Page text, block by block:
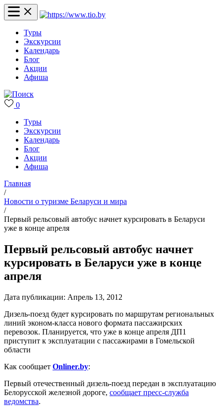
Туры
Экскурсии
Календарь
Блог
Акции
Афиша
0
Туры
Экскурсии
Календарь
Блог
Акции
Афиша
Главная
/
Новости о туризме Беларуси и мира
/
Первый рельсовый автобус начнет курсировать в Беларуси
уже в конце апреля
Первый рельсовый автобус начнет
курсировать в Беларуси уже в конце
апреля
Дата публикации: Апрель 13, 2012
Дизель-поезд будет курсировать по маршрутам региональных
линий эконом-класса нового формата пассажирских
перевозок. Планируется, что уже в конце апреля ДП1
приступит к эксплуатации с пассажирами в Гомельской
области
Как сообщает Onliner.by:
Первый отечественный дизель-поезд передан в эксплуатацию
Белорусской железной дороге, сообщает пресс-служба
ведомства.